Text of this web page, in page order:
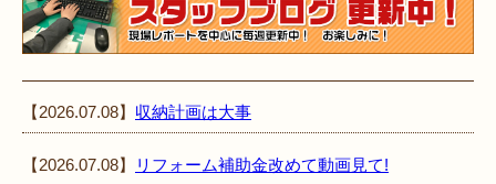
【2026.07.08】 収納計画は大事
【2026.07.08】 リフォーム補助金改めて動画見て!